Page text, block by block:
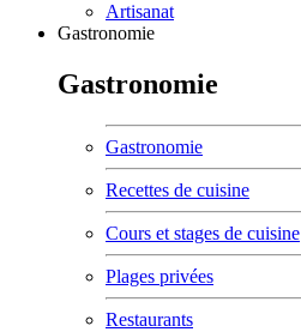
Artisanat
Gastronomie
Gastronomie
Gastronomie
Recettes de cuisine
Cours et stages de cuisine
Plages privées
Restaurants